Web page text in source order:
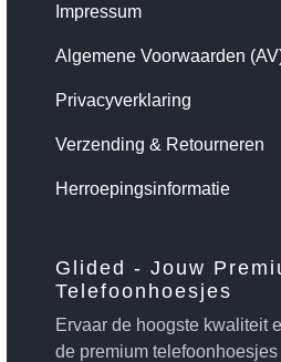
Impressum
Algemene Voorwaarden
Privacyverklaring
Verzending & Retourneren
Herroepingsinformatie
Glided - Jouw
Telefoonhoesjes
Ervaar de hoogste kwaliteit
de premium